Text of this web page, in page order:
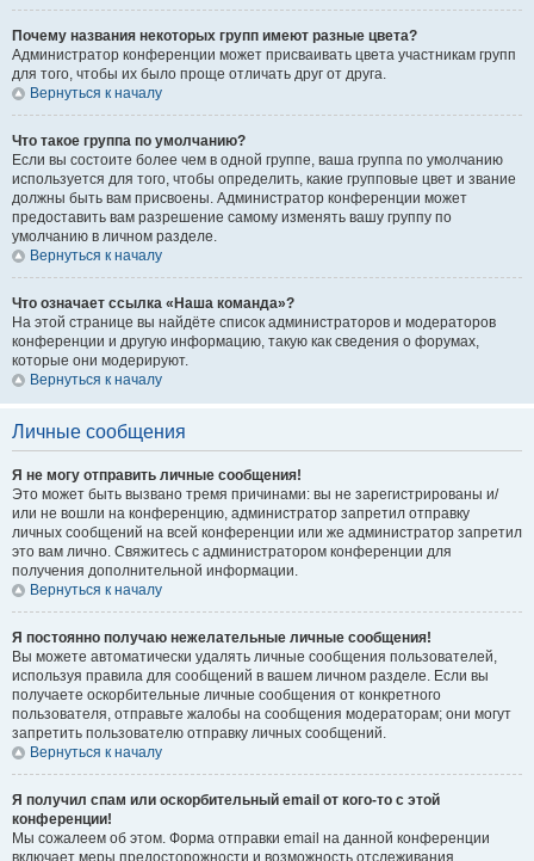
Почему названия некоторых групп имеют разные цвета?
Администратор конференции может присваивать цвета участникам групп
для того, чтобы их было проще отличать друг от друга.
Вернуться к началу
Что такое группа по умолчанию?
Если вы состоите более чем в одной группе, ваша группа по умолчанию
используется для того, чтобы определить, какие групповые цвет и звание
должны быть вам присвоены. Администратор конференции может
предоставить вам разрешение самому изменять вашу группу по
умолчанию в личном разделе.
Вернуться к началу
Что означает ссылка «Наша команда»?
На этой странице вы найдёте список администраторов и модераторов
конференции и другую информацию, такую как сведения о форумах,
которые они модерируют.
Вернуться к началу
Личные сообщения
Я не могу отправить личные сообщения!
Это может быть вызвано тремя причинами: вы не зарегистрированы и/
или не вошли на конференцию, администратор запретил отправку
личных сообщений на всей конференции или же администратор запретил
это вам лично. Свяжитесь с администратором конференции для
получения дополнительной информации.
Вернуться к началу
Я постоянно получаю нежелательные личные сообщения!
Вы можете автоматически удалять личные сообщения пользователей,
используя правила для сообщений в вашем личном разделе. Если вы
получаете оскорбительные личные сообщения от конкретного
пользователя, отправьте жалобы на сообщения модераторам; они могут
запретить пользователю отправку личных сообщений.
Вернуться к началу
Я получил спам или оскорбительный email от кого-то с этой
конференции!
Мы сожалеем об этом. Форма отправки email на данной конференции
включает меры предосторожности и возможность отслеживания